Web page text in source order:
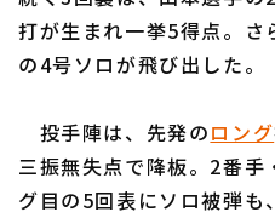
福岡ソフトバンクホ
打が生まれ一挙5得点。さ
の4号ソロが飛び出した。
投手陣は、先発のロング
三振無失点で降板。2番手
グ目の5回表にソロ被弾も